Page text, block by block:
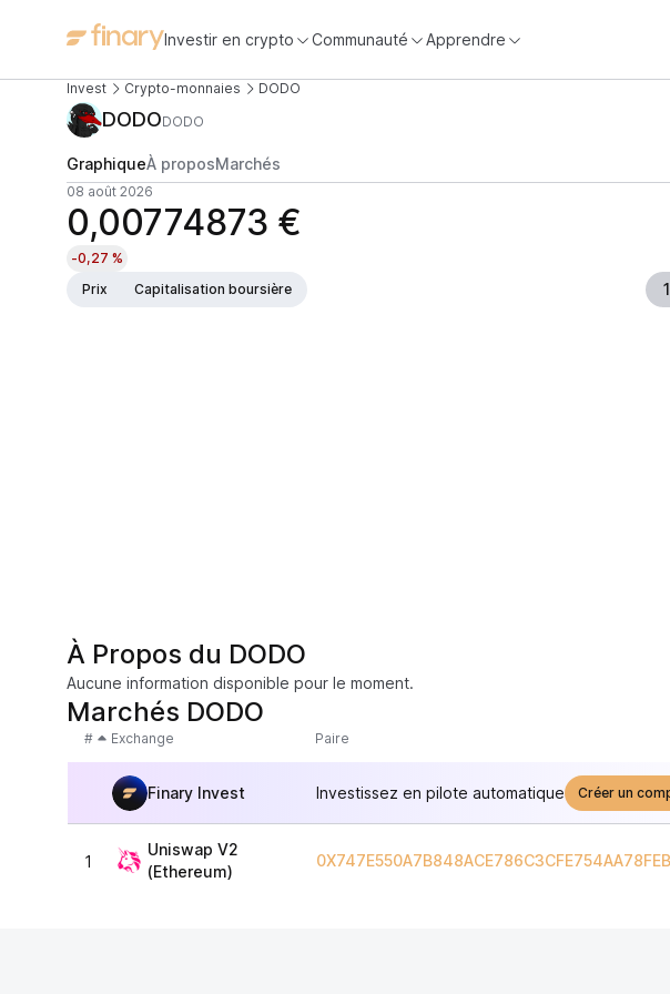
Investir en crypto Communauté Apprendre
Invest Crypto-monnaies DODO
DODODODO
GraphiqueÀ proposMarchés
08 août 2026
0,00774873 €
-0,27 %
Prix
Capitalisation boursière
À Propos du DODO
Aucune information disponible pour le moment.
Marchés DODO
# Exchange Paire
Finary Invest Investissez en pilote automatique Créer un
1
Uniswap V2
(Ethereum)